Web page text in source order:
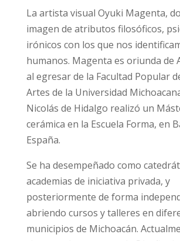
La artista visual Oyuki Magenta,
imagen de atributos filosóficos,
irónicos con los que nos
humanos. Magenta es oriunda de
al egresar de la Facultad Popular
Artes de la Universidad
Nicolás de Hidalgo realizó un
cerámica en la Escuela Forma, en
España.
Se ha desempeñado como
academias de iniciativa privada, y
posteriormente de forma
abriendo cursos y talleres en
municipios de Michoacán.